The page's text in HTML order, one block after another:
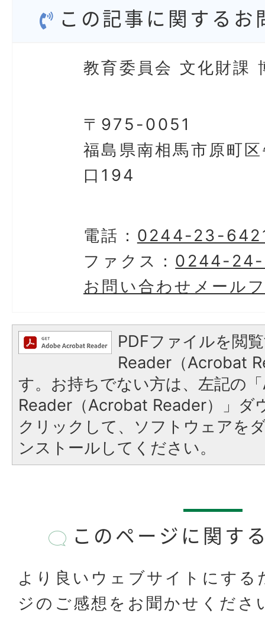
この記事に関するお
教育委員会 文化財課
〒975-0051
福島県南相馬市原町
口194
電話： 0244-23-
ファクス： 0244-
お問い合わせメール
PDFファイルを閲
Reader（Acrobat
す。お持ちでない方は、左記の
Reader（Acrobat Reader）」ダ
クリックして、ソフトウェアを
ンストールしてください。
このページに関す
より良いウェブサイトにする
ジのご感想をお聞かせくださ